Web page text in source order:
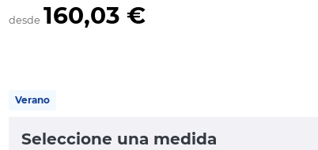
desde 160,03 €
Verano
Seleccione una medida